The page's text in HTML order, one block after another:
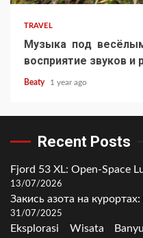
TRAVEL
Музыка под
восприятие звуков и
Beaty 1 year ago
Recent Posts
Fjord 53 XL: Open-Space
13/07/2026
Закись азота на
31/07/2025
Eksplorasi Wisata